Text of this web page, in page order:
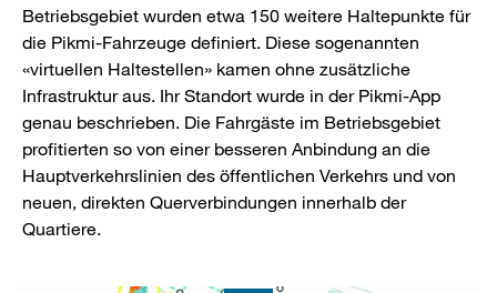
Betriebsgebiet wurden etwa 150 weitere Haltepunkte für
die Pikmi-Fahr­zeuge definiert. Diese sogenannten
«virtuellen Haltestellen» kamen ohne zu­sätz­liche
Infrastruktur aus. Ihr Standort wurde in der Pikmi-App
genau beschrieben. Die Fahrgäste im Betriebsgebiet
profitierten so von einer besseren Anbindung an die
Hauptverkehrslinien des öffentlichen Verkehrs und von
neuen, direkten Quer­ver­bindungen innerhalb der
Quartiere.